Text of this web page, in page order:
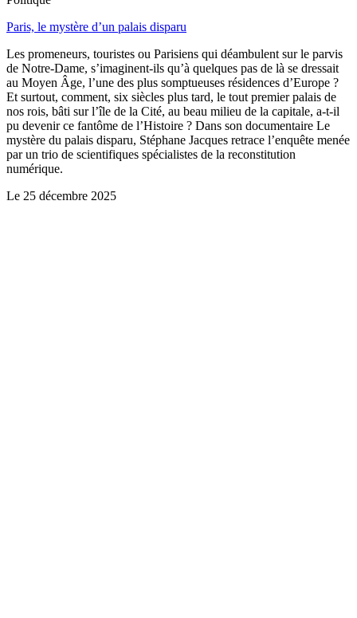
Paris, le mystère d’un palais disparu
Les promeneurs, touristes ou Parisiens qui déambulent sur le parvis
de Notre-Dame, s’imaginent-ils qu’à quelques pas de là se dressait
au Moyen Âge, l’une des plus somptueuses résidences d’Europe ?
Et surtout, comment, six siècles plus tard, le tout premier palais de
nos rois, bâti sur l’île de la Cité, au beau milieu de la capitale, a-t-il
pu devenir ce fantôme de l’Histoire ? Dans son documentaire Le
mystère du palais disparu, Stéphane Jacques retrace l’enquête menée
par un trio de scientifiques spécialistes de la reconstitution
numérique.
Le 25 décembre 2025